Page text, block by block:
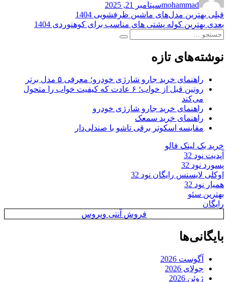
mohammadدر
سپتامبر 21, 2025
راهبری
نوشته
قبلی نوشته
قبلی:
بهترین مدل‌های ماشین ظرفشویی 1404
بعدی نوشته
بعدی:
بهترین کوله پشتی های مناسب برای کوهنوردی 1404
جستجو
جستجو
نوشته‌های تازه
راهنمای خرید جارو شارژی خودرو؛ معرفی ۵ مدل برتر
روتین قبل از خواب؛ ۶ عادت که کیفیت خواب را متحول
می‌کند
راهنمای خرید جارو شارژی خودرو
راهنمای خرید سمعک
مقایسه اسکوتر برقی تاشو با صندلی‌دار
خرید بک لینک فالو
آپدیت نود 32
پسورد نود 32
اوکلی لایسنس رایگان نود 32
همیار نود 32
بهترین سئو
رایگان
فروش آنتی ویروس
بایگانی‌ها
آگوست 2026
جولای 2026
ژوئن 2026